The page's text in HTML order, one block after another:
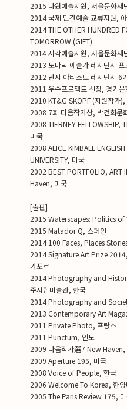
2015 다원예술지원, 서울문화재
2014 국제 민간예술 교류지원,
2014 THE OTHER HUNDRED
TOMORROW (GIFT)
2014 시각예술지원, 서울문화재
2013 노마딕 예술가 레지던시
2012 난지 아티스트 레지던시 6
2011 우수프로젝트 선정, 경기문
2010 KT&G SKOPF (지원작가),
2008 7회 다음작가상, 박건희문
2008 TIERNEY FELLOWSHIP,
미국
2008 ALICE KIMBALL
UNIVERSITY, 미국
2002 BEST PORTFOLIO, ART
Haven, 미국
[출판]
2015 Waterscapes: Politics of
2015 Matador Q, 스페인
2014 100 Faces, Places
2014 Signature Art Prize
가포르
2014 Photography and
주시립미술관, 한국
2014 Photography and
2013 Contemporary Art
2011 Private Photo, 프랑스
2011 Punctum, 인도
2009 다음작가選7 New
2009 Aperture 195, 미국
2008 Voice of People, 한국
2006 Welcome To Korea, 한양
2005 The Paris Review 175,